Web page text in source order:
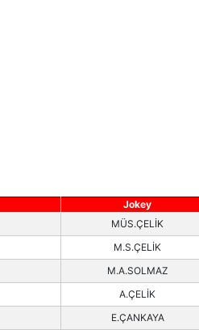
Jokey
MÜS.ÇELİK
M.S.ÇELİK
M.A.SOLMAZ
A.ÇELİK
E.ÇANKAYA